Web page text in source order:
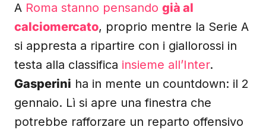
A Roma stanno pensando già al
calciomercato, proprio mentre la Serie A
si appresta a ripartire con i giallorossi in
testa alla classifica insieme all’Inter.
Gasperini ha in mente un countdown: il 2
gennaio. Lì si apre una finestra che
potrebbe rafforzare un reparto offensivo